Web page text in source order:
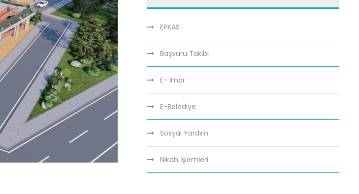
EPKAS
Başvuru Takibi
E- İmar
E-Belediye
Sosyal Yardım
Nikah İşlemleri